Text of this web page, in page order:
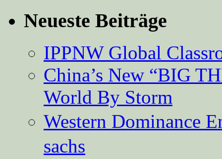
Neueste Beiträge
IPPNW Global
China’s New “BIG
World By Storm
Western Dominance
sachs